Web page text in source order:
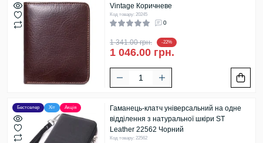
Vintage Коричневе
Код товару: 20245
0
1 341.00 грн. -22%
1 046.00 грн.
Бестселер Хіт Акція
Гаманець-клатч універсальний на одне
відділення з натуральної шкіри ST
Leather 22562 Чорний
Код товару: 22562